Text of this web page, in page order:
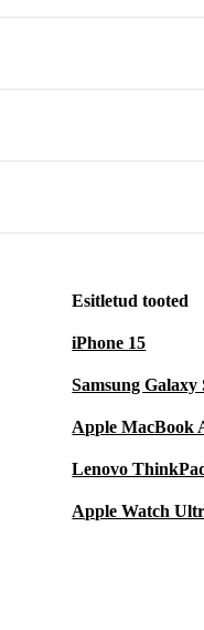
Esitletud tooted
iPhone 15
Samsung Galaxy
Apple MacBook
Lenovo
Apple Watch